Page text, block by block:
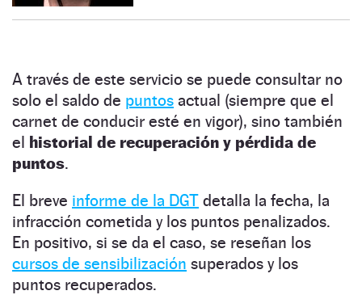
A través de este servicio se puede consultar no
solo el saldo de puntos actual (siempre que el
carnet de conducir esté en vigor), sino también
el historial de recuperación y pérdida de
puntos.
El breve informe de la DGT detalla la fecha, la
infracción cometida y los puntos penalizados.
En positivo, si se da el caso, se reseñan los
cursos de sensibilización superados y los
puntos recuperados.